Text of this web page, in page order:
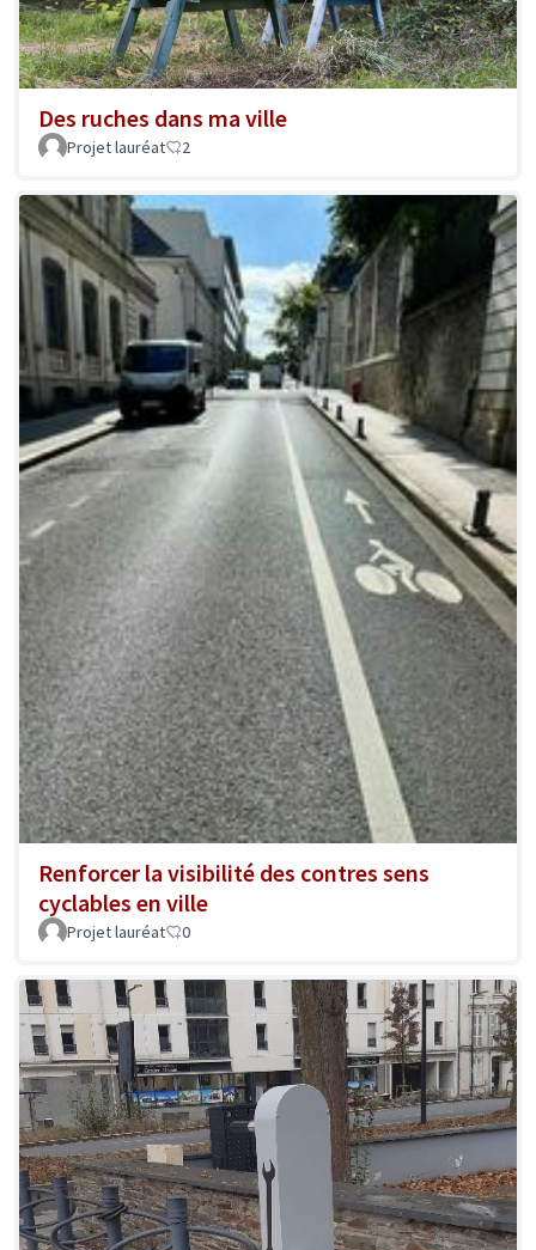
Des ruches dans ma ville
Projet lauréat 2
Renforcer la visibilité des contres sens
cyclables en ville
Projet lauréat 0